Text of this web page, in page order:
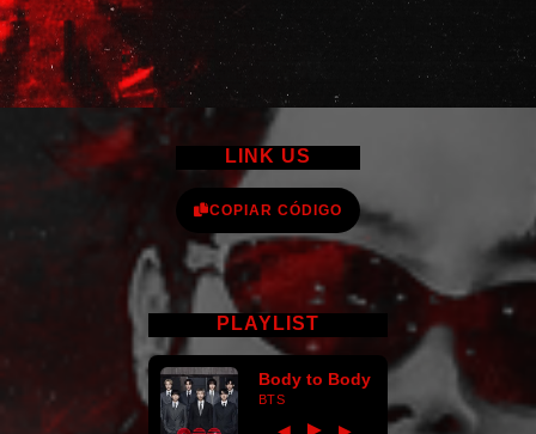
LINK US
COPIAR CÓDIGO
PLAYLIST
Body to Body
BTS